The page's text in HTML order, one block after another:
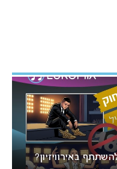
באירוויזיון?